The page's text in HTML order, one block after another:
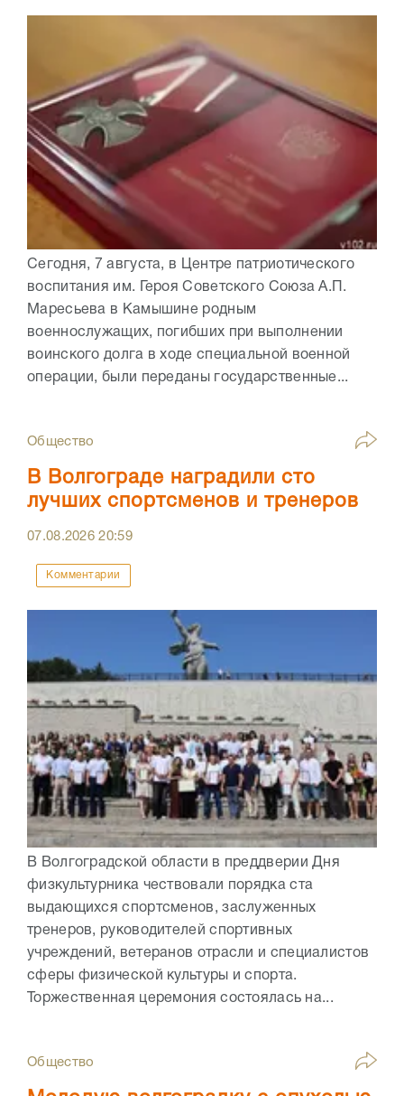
Сегодня, 7 августа, в Центре патриотического
воспитания им. Героя Советского Союза А.П.
Маресьева в Камышине родным
военнослужащих, погибших при выполнении
воинского долга в ходе специальной военной
операции, были переданы государственные...
Общество
В Волгограде наградили сто
лучших спортсменов и тренеров
07.08.202620:59
Комментарии
В Волгоградской области в преддверии Дня
физкультурника чествовали порядка ста
выдающихся спортсменов, заслуженных
тренеров, руководителей спортивных
учреждений, ветеранов отрасли и специалистов
сферы физической культуры и спорта.
Торжественная церемония состоялась на...
Общество